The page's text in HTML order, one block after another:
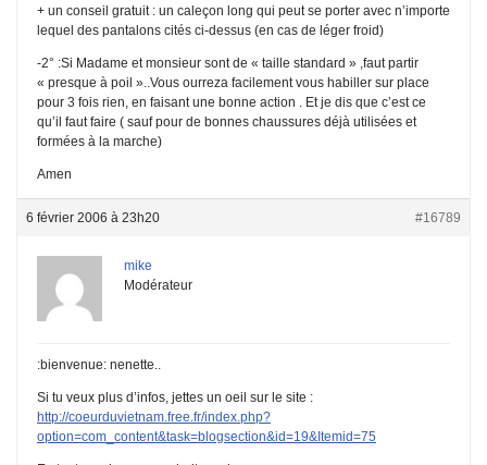
+ un conseil gratuit : un caleçon long qui peut se porter avec n’importe
lequel des pantalons cités ci-dessus (en cas de léger froid)
-2° :Si Madame et monsieur sont de « taille standard » ,faut partir
« presque à poil »..Vous ourreza facilement vous habiller sur place
pour 3 fois rien, en faisant une bonne action . Et je dis que c’est ce
qu’il faut faire ( sauf pour de bonnes chaussures déjà utilisées et
formées à la marche)
Amen
6 février 2006 à 23h20 #16789
mike
Modérateur
:bienvenue: nenette..
Si tu veux plus d’infos, jettes un oeil sur le site :
http://coeurduvietnam.free.fr/index.php?
option=com_content&task=blogsection&id=19&Itemid=75